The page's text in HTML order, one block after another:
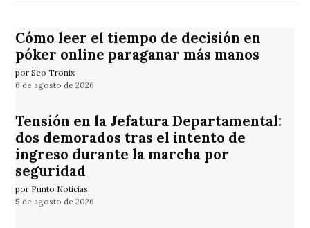
Cómo leer el tiempo de decisión en
póker online paraganar más manos
por Seo Tronix
6 de agosto de 2026
Tensión en la Jefatura Departamental:
dos demorados tras el intento de
ingreso durante la marcha por
seguridad
por Punto Noticias
5 de agosto de 2026